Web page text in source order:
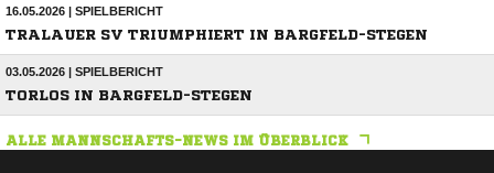
16.05.2026 | SPIELBERICHT
TRALAUER SV TRIUMPHIERT IN BARGFELD-STEGEN
03.05.2026 | SPIELBERICHT
TORLOS IN BARGFELD-STEGEN
ALLE MANNSCHAFTS-NEWS IM ÜBERBLICK